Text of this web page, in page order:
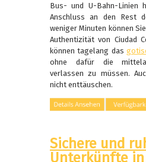
Bus- und U-Bahn-Linien
Anschluss an den Rest
weniger Minuten können
Authentizität von Ciudad
können tagelang das
ohne dafür die
verlassen zu müssen.
nicht enttäuschen.
Sichere und
Unterkünfte